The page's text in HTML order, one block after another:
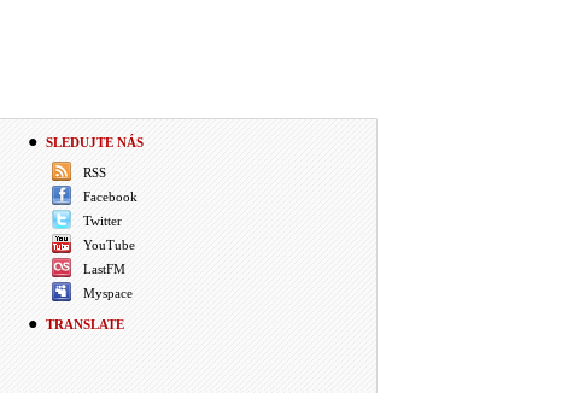
SLEDUJTE NÁS
RSS
Facebook
Twitter
YouTube
LastFM
Myspace
TRANSLATE